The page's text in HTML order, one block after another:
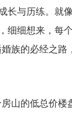
长与历练。就
细细想来，每
族的必经之路
山的低总价楼